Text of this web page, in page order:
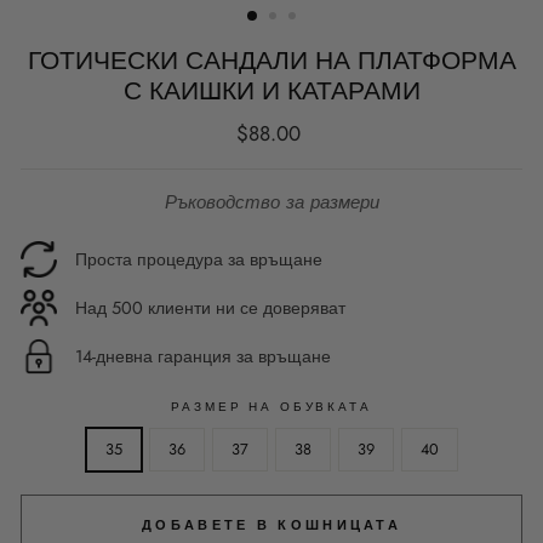
ГОТИЧЕСКИ САНДАЛИ НА ПЛАТФОРМА
С КАИШКИ И КАТАРАМИ
Редовна
$88.00
Ръководство за размери
Проста процедура за връщане
Над 500 клиенти ни се доверяват
14-дневна гаранция за връщане
РАЗМЕР НА ОБУВКАТА
35 36 37 38 39 40
ДОБАВЕТЕ В КОШНИЦАТА